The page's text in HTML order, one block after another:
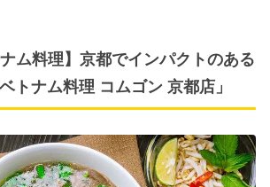
ム料理】京都でインパクトのある
トナム料理 コムゴン 京都店」